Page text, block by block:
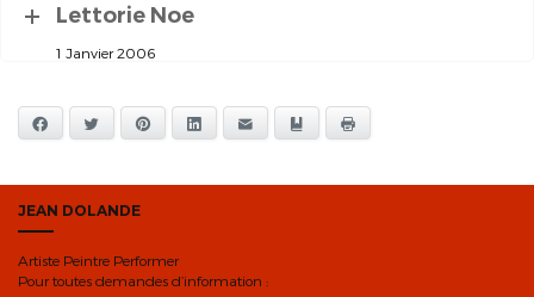
Lettorie Noe
1 Janvier 2006
Facebook Twitter Pinterest LinkedIn E-mail Ajouter aux favoris
JEAN DOLANDE
Artiste Peintre Performer
Pour toutes demandes d’information :